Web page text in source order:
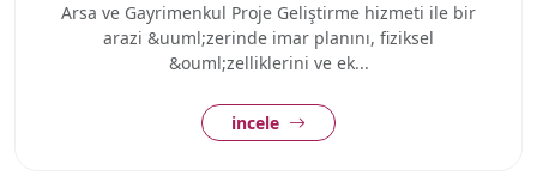
Arsa ve Gayrimenkul Proje Geliştirme hizmeti ile bir
arazi &uuml;zerinde imar planını, fiziksel
&ouml;zelliklerini ve ek...
incele